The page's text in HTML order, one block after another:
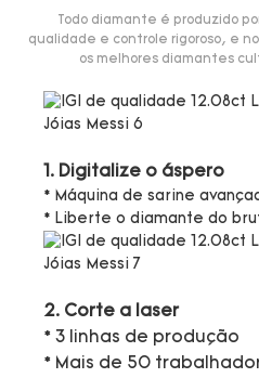
Todo diamante é produzido
qualidade e controle rigoroso, e
os melhores diamantes
1. Digitalize o áspero
* Máquina de sarine
* Liberte o diamante do
2. Corte a laser
* 3 linhas de produção
* Mais de 50